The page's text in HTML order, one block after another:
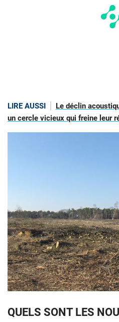
LIRE AUSSI
Le déclin
un cercle vicieux qui freine leur
QUELS SONT LES